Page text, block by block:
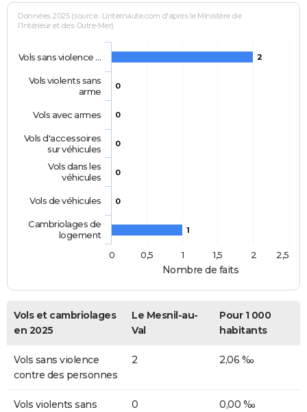
Nombre de faits
Données 2025 (source : Linternaute.com d'après le Ministère de
l'Intérieur et des Outre-Mer)
2
0
0
0
0
0
1
Vols sans violence …
Vols violents sans
arme
Vols avec armes
Vols d'accessoires
sur véhicules
Vols dans les
véhicules
Vols de véhicules
Cambriolages de
logement
0
0,5 1 1,5 2 2,5
Vols et cambriolages
en 2025
Le Mesnil-au-
Val
Pour 1 000
habitants
Vols sans violence
contre des personnes
2 2,06 ‰
Vols violents sans
0 0,00 ‰